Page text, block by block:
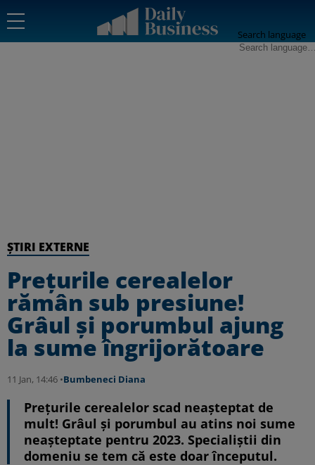
Search language
ȘTIRI EXTERNE
Prețurile cerealelor
rămân sub presiune!
Grâul și porumbul ajung
la sume îngrijorătoare
11 Jan, 14:46 •Bumbeneci Diana
Prețurile cerealelor scad neașteptat de
mult! Grâul și porumbul au atins noi sume
neașteptate pentru 2023. Specialiștii din
domeniu se tem că este doar începutul.